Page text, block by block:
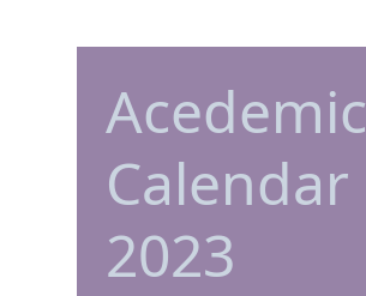
Acedemic
Calendar
2023